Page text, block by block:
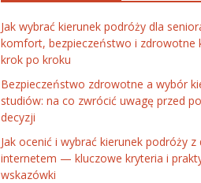
Jak wybrać kierunek podróży dla
komfort, bezpieczeństwo i zdrowotne
krok po kroku
Bezpieczeństwo zdrowotne a wybór
studiów: na co zwrócić uwagę przed
decyzji
Jak ocenić i wybrać kierunek podróży z
internetem — kluczowe kryteria i
wskazówki